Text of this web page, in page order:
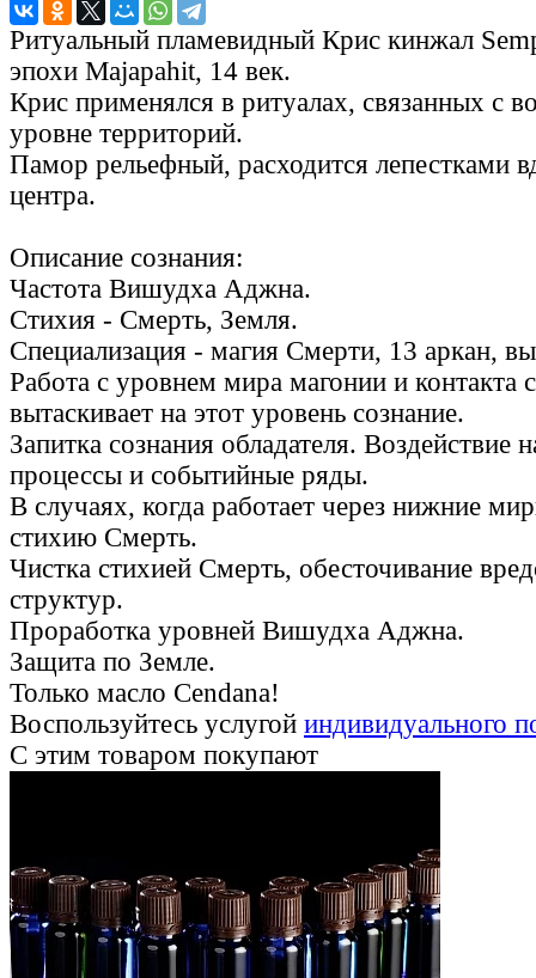
Ритуальный пламевидный Крис кинжал
эпохи Majapahit, 14 век.
Крис применялся в ритуалах, связанных с
уровне территорий.
Памор рельефный, расходится лепестками
центра.
Описание сознания:
Частота Вишудха Аджна.
Стихия - Смерть, Земля.
Специализация - магия Смерти, 13 аркан,
Работа с уровнем мира магонии и контакта
вытаскивает на этот уровень сознание.
Запитка сознания обладателя. Воздействие
процессы и событийные ряды.
В случаях, когда работает через нижние
стихию Смерть.
Чистка стихией Смерть, обесточивание
структур.
Проработка уровней Вишудха Аджна.
Защита по Земле.
Только масло Cendana!
Воспользуйтесь услугой индивидуального
С этим товаром покупают